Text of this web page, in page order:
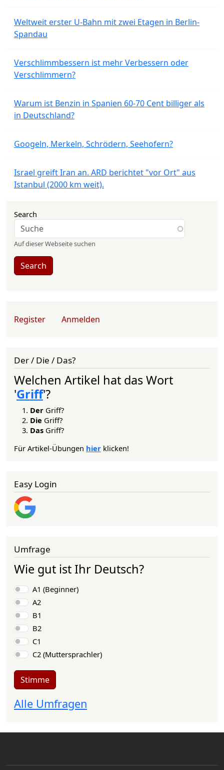
Weltweit erster U-Bahn mit zwei Etagen in Berlin-
Spandau
Verschlimmbessern ist mehr Verbessern oder
Verschlimmern?
Warum ist Benzin in Spanien 60-70 Cent billiger als
in Deutschland?
Googeln, Merkeln, Schrödern, Seehofern?
Israel greift Iran an. ARD berichtet "vor Ort" aus
Istanbul (2000 km weit).
Search
Auf dieser Webseite suchen
Search
User account menu
Register Anmelden
Der / Die / Das?
Welchen Artikel hat das Wort
'Griff'?
Der Griff?
Die Griff?
Das Griff?
Für Artikel-Übungen hier klicken!
Easy Login
Umfrage
Wie gut ist Ihr Deutsch?
Auswahlmöglichkeiten
A1 (Beginner)
A2
B1
B2
C1
C2 (Muttersprachler)
Stimme
Alle Umfragen